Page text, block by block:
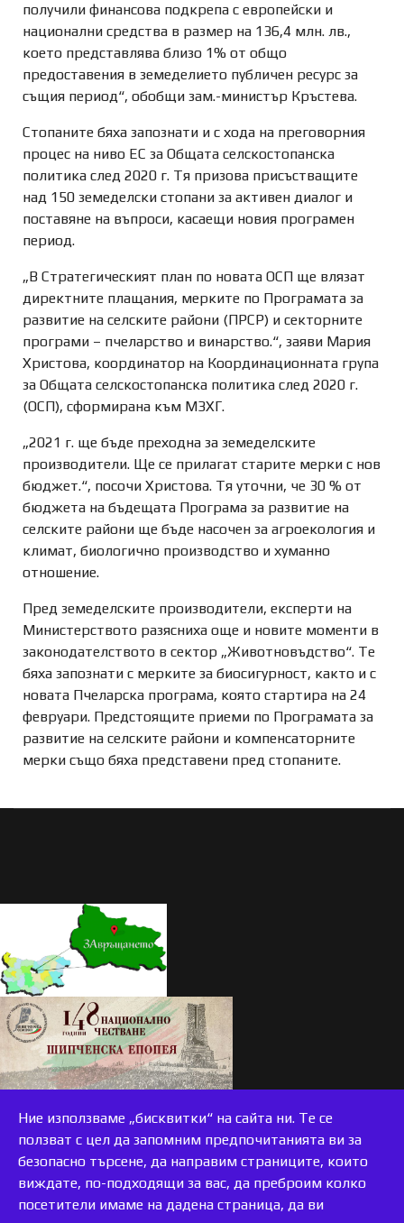
получили финансова подкрепа с европейски и
национални средства в размер на 136,4 млн. лв.,
което представлява близо 1% от общо
предоставения в земеделието публичен ресурс за
същия период“, обобщи зам.-министър Кръстева.
Стопаните бяха запознати и с хода на преговорния
процес на ниво ЕС за Общата селскостопанска
политика след 2020 г. Тя призова присъстващите
над 150 земеделски стопани за активен диалог и
поставяне на въпроси, касаещи новия програмен
период.
„В Стратегическият план по новата ОСП ще влязат
директните плащания, мерките по Програмата за
развитие на селските райони (ПРСР) и секторните
програми – пчеларство и винарство.“, заяви Мария
Христова, координатор на Координационната група
за Общата селскостопанска политика след 2020 г.
(ОСП), сформирана към МЗХГ.
„2021 г. ще бъде преходна за земеделските
производители. Ще се прилагат старите мерки с нов
бюджет.“, посочи Христова. Тя уточни, че 30 % от
бюджета на бъдещата Програма за развитие на
селските райони ще бъде насочен за агроекология и
климат, биологично производство и хуманно
отношение.
Пред земеделските производители, експерти на
Министерството разясниха още и новите моменти в
законодателството в сектор „Животновъдство“. Те
бяха запознати с мерките за биосигурност, както и с
новата Пчеларска програма, която стартира на 24
февруари. Предстоящите приеми по Програмата за
развитие на селските райони и компенсаторните
мерки също бяха представени пред стопаните.
Ние използваме „бисквитки“ на сайта ни. Те се
ползват с цел да запомним предпочитанията ви за
безопасно търсене, да направим страниците, които
виждате, по-подходящи за вас, да преброим колко
посетители имаме на дадена страница, да ви
accessible